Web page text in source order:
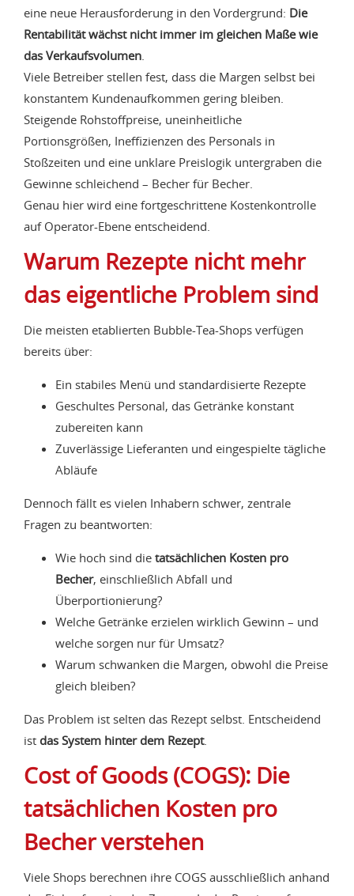
eine neue Herausforderung in den Vordergrund: Die
Rentabilität wächst nicht immer im gleichen Maße wie
das Verkaufsvolumen
Viele Betreiber stellen fest, dass die Margen selbst bei
konstantem Kundenaufkommen gering bleiben.
Steigende Rohstoffpreise, uneinheitliche
Portionsgrößen, Ineffizienzen des Personals in
Stoßzeiten und eine unklare Preislogik untergraben die
Gewinne schleichend – Becher für Becher.
Genau hier wird eine fortgeschrittene Kostenkontrolle
auf Operator-Ebene entscheidend.
Warum Rezepte nicht mehr
das eigentliche Problem sind
Die meisten etablierten Bubble-Tea-Shops verfügen
bereits über:
Ein stabiles Menü und standardisierte Rezepte
Geschultes Personal, das Getränke konstant
zubereiten kann
Zuverlässige Lieferanten und eingespielte tägliche
Abläufe
Dennoch fällt es vielen Inhabern schwer, zentrale
Fragen zu beantworten:
Wie hoch sind die tatsächlichen Kosten pro
Becher, einschließlich Abfall und
Überportionierung?
Welche Getränke erzielen wirklich Gewinn – und
welche sorgen nur für Umsatz?
Warum schwanken die Margen, obwohl die Preise
gleich bleiben?
Das Problem ist selten das Rezept selbst. Entscheidend
ist das System hinter dem Rezept.
Cost of Goods (COGS): Die
tatsächlichen Kosten pro
Becher verstehen
Viele Shops berechnen ihre COGS ausschließlich anhand